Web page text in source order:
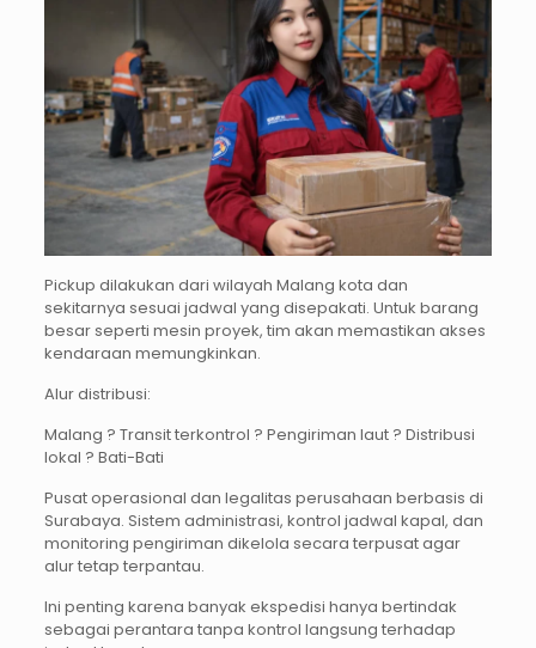
Pickup dilakukan dari wilayah Malang kota dan
sekitarnya sesuai jadwal yang disepakati. Untuk barang
besar seperti mesin proyek, tim akan memastikan akses
kendaraan memungkinkan.
Alur distribusi:
Malang ? Transit terkontrol ? Pengiriman laut ? Distribusi
lokal ? Bati-Bati
Pusat operasional dan legalitas perusahaan berbasis di
Surabaya. Sistem administrasi, kontrol jadwal kapal, dan
monitoring pengiriman dikelola secara terpusat agar
alur tetap terpantau.
Ini penting karena banyak ekspedisi hanya bertindak
sebagai perantara tanpa kontrol langsung terhadap